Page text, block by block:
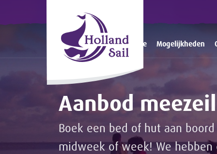
Home Mogelijkheden
Aanbod
Boek een bed of hut aan
midweek of week! We hebben